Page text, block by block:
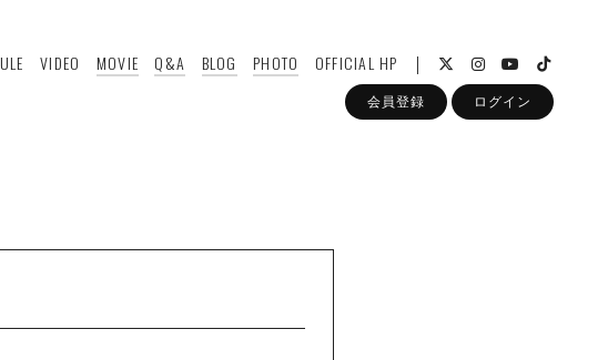
VIDEO MOVIE Q&A BLOG PHOTO OFFICIAL HP
会員登録 ログイン